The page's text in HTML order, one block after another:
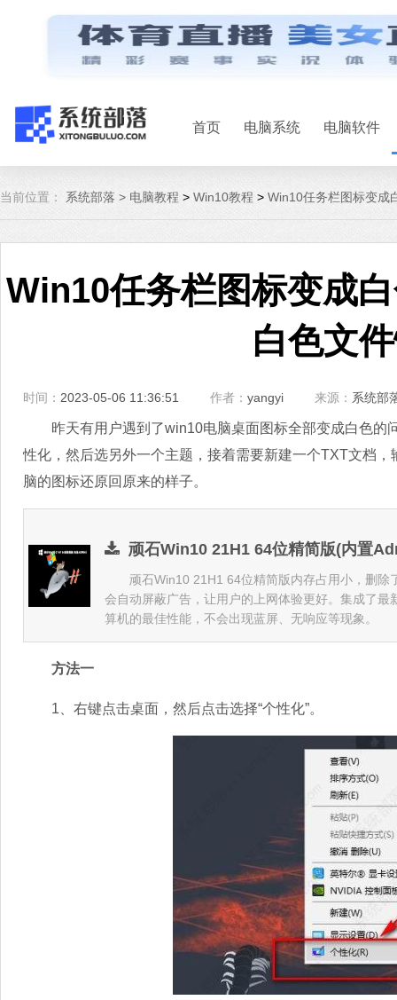
首页 电脑系统 电脑软件
当前位置： 系统部落 > 电脑教程 > Win10教程 > Win10任务栏图标变成
Win10任务栏图标变成
白色文
时间： 2023-05-06 11:36:51 作者： yangyi 来源： 系统部
昨天有用户遇到了win10电脑桌面图标全部变成白色的
性化，然后选另外一个主题，接着需要新建一个TXT文档
脑的图标还原回原来的样子。
顽石Win10 21H1 64位精简版(内置
顽石Win10 21H1 64位精简版内存占用小，删除
会自动屏蔽广告，让用户的上网体验更好。集成了最
算机的最佳性能，不会出现蓝屏、无响应等现象。
方法一
1、右键点击桌面，然后点击选择“个性化”。